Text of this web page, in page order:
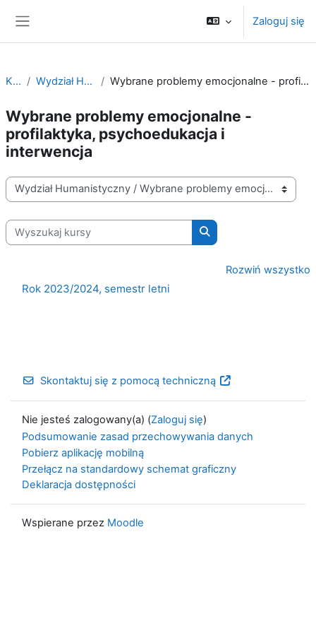
Zaloguj się
Kursy Wydział Humanistyczny Wybrane problemy emocjonalne - profilaktyka, psychoedukacja i interwencja
Wybrane problemy emocjonalne -
profilaktyka, psychoedukacja i
interwencja
Kategorie kursów
Wyszukaj kursy
Wyszukaj kursy
Rozwiń wszystko
Rok 2023/2024, semestr letni
Skontaktuj się z pomocą techniczną
Nie jesteś zalogowany(a) (Zaloguj się)
Podsumowanie zasad przechowywania danych
Pobierz aplikację mobilną
Przełącz na standardowy schemat graficzny
Deklaracja dostępności
Wspierane przez Moodle